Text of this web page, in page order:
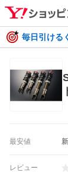
毎日引け
最安値
レビュー